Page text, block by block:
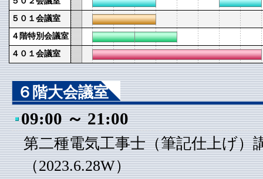
５０１会議室
４階特別会議室
４０１会議室
６階大会議室
09:00 ～ 21:00
第二種電気工事士（筆記仕上げ）
（2023.6.28W）